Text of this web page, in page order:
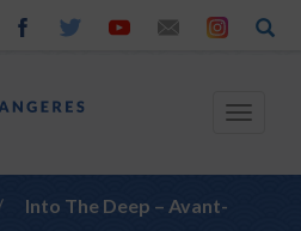
Toggle
Into The Deep – Avant-